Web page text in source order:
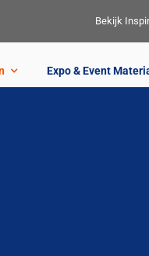
Bekijk
Expo & Event